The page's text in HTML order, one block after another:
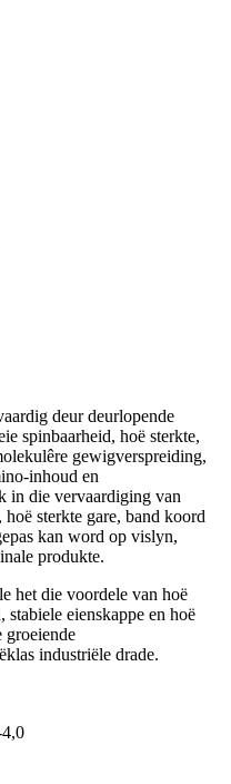
deur deurlopende
spinbaarheid, hoë sterkte,
gewigverspreiding,
inhoud en
in die vervaardiging van
sterkte gare, band koord
kan word op vislyn,
produkte.
het die voordele van hoë
stabiele eienskappe en hoë
groeiende
industriële drade.